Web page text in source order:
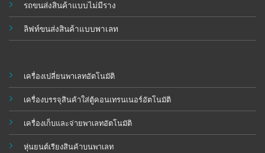
รถขนส่งสินค้าแบบไม่มีราง
ลิฟท์ขนส่งสินค้าแบบพาเลท
เครื่องเปลี่ยนพาเลทอัตโนมัติ
เครื่องบรรจุสินค้าใส่ตู้คอนเทรนเนอร์อัตโนมัติ
เครื่องเก็บและจ่ายพาเลทอัตโนมัติ
หุ่นยนต์เรียงสินค้าบนพาเลท